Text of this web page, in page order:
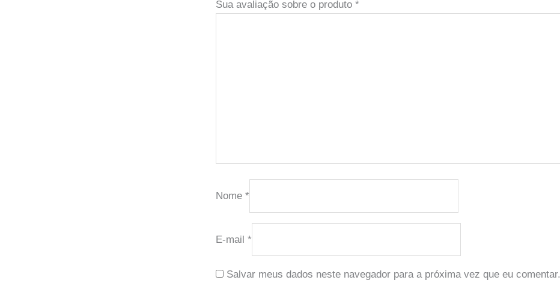
Sua avaliação sobre o produto *
Nome *
E-mail *
Salvar meus dados neste navegador para a próxima vez que eu comentar.